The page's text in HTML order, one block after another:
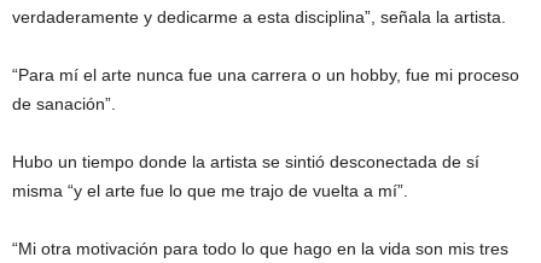
verdaderamente y dedicarme a esta disciplina”, señala la artista.
“Para mí el arte nunca fue una carrera o un hobby, fue mi proceso
de sanación”.
Hubo un tiempo donde la artista se sintió desconectada de sí
misma “y el arte fue lo que me trajo de vuelta a mí”.
“Mi otra motivación para todo lo que hago en la vida son mis tres